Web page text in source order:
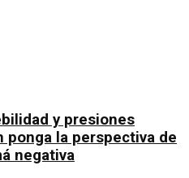
y presiones
ponga la perspectiva de
negativa